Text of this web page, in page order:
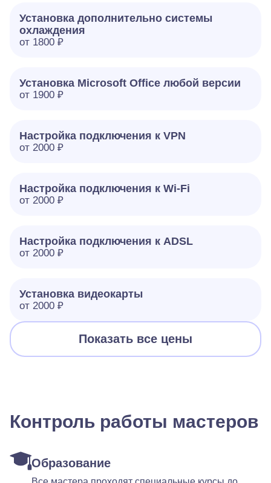
Установка дополнительно системы
охлаждения
от 1800 ₽
Установка Microsoft Office любой версии
от 1900 ₽
Настройка подключения к VPN
от 2000 ₽
Настройка подключения к Wi-Fi
от 2000 ₽
Настройка подключения к ADSL
от 2000 ₽
Установка видеокарты
от 2000 ₽
Показать все цены
Контроль работы мастеров
Образование